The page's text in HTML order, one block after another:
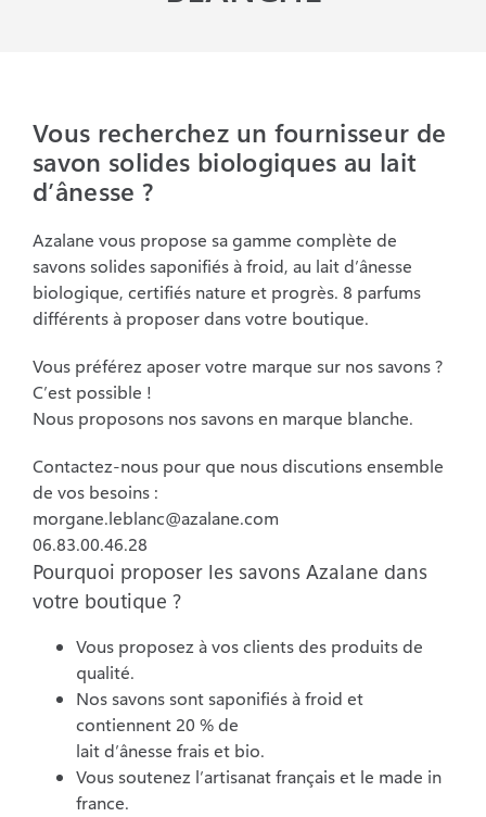
Espace pro
Blog
Contact
Vous recherchez un fournisseur de
savon solides biologiques au lait
d’ânesse ?
Azalane vous propose sa gamme complète de
savons solides saponifiés à froid, au lait d’ânesse
biologique, certifiés nature et progrès. 8 parfums
différents à proposer dans votre boutique.
Vous préférez aposer votre marque sur nos savons ?
C’est possible !
Nous proposons nos savons en marque blanche.
Contactez-nous pour que nous discutions ensemble
de vos besoins :
morgane.leblanc@azalane.com
06.83.00.46.28
Pourquoi proposer les savons Azalane dans
votre boutique ?
Vous proposez à vos clients des produits de
qualité.
Nos savons sont saponifiés à froid et
contiennent 20 % de
lait d’ânesse frais et bio.
Vous soutenez l’artisanat français et le made in
france.